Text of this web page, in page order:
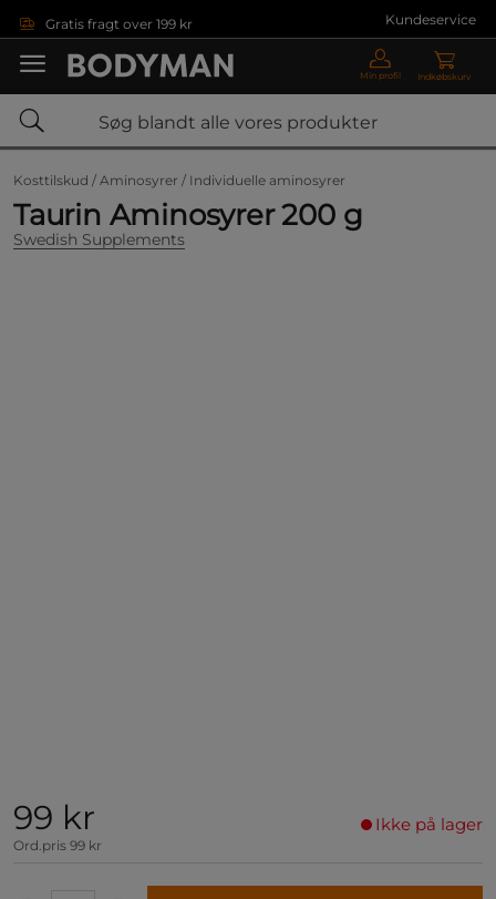
Gratis fragt over 199 kr Kundeservice
Min profil Indkøbskurv
Kosttilskud / Aminosyrer / Individuelle aminosyrer
Taurin Aminosyrer 200 g
Swedish Supplements
99 kr
Ord.pris 99 kr
Ikke på lager